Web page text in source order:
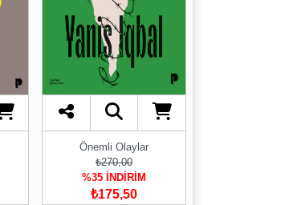
Önemli Olaylar
₺270,00
%35 İNDİRİM
₺175,50